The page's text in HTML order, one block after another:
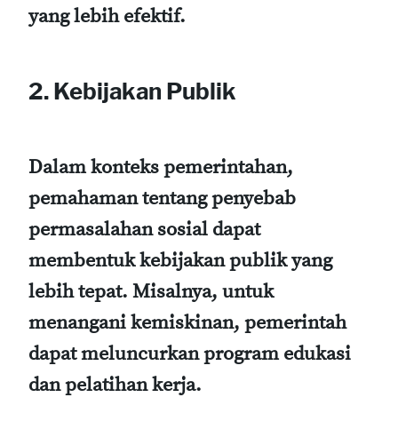
yang lebih efektif.
2. Kebijakan Publik
Dalam konteks pemerintahan,
pemahaman tentang penyebab
permasalahan sosial dapat
membentuk kebijakan publik yang
lebih tepat. Misalnya, untuk
menangani kemiskinan, pemerintah
dapat meluncurkan program edukasi
dan pelatihan kerja.